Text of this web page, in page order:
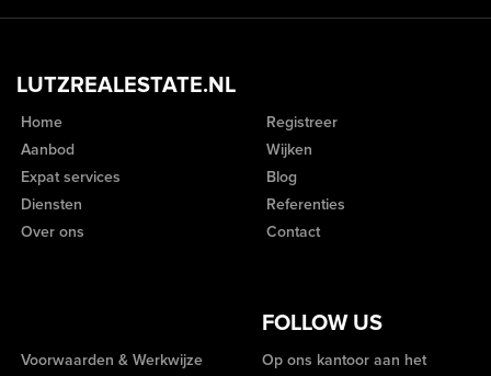
LUTZREALESTATE.NL
Home
Aanbod
Expat services
Diensten
Over ons
Registreer
Wijken
Blog
Referenties
Contact
FOLLOW US
Voorwaarden & Werkwijze
Op ons kantoor aan het